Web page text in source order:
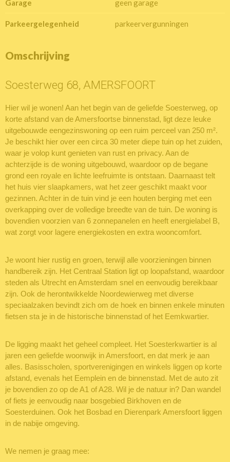
Garage geen garage
Parkeergelegenheid parkeervergunningen
Omschrijving
Soesterweg 68, AMERSFOORT
Hier wil je wonen! Aan het begin van de geliefde Soesterweg, op
korte afstand van de Amersfoortse binnenstad, ligt deze leuke
uitgebouwde eengezinswoning op een ruim perceel van 250 m².
Je beschikt hier over een circa 30 meter diepe tuin op het zuiden,
waar je volop kunt genieten van rust en privacy. Aan de
achterzijde is de woning uitgebouwd, waardoor op de begane
grond een royale en lichte leefruimte is ontstaan. Daarnaast telt
het huis vier slaapkamers, wat het zeer geschikt maakt voor
gezinnen. Achter in de tuin vind je een houten berging met een
overkapping over de volledige breedte van de tuin. De woning is
bovendien voorzien van 6 zonnepanelen en heeft energielabel B,
wat zorgt voor lagere energiekosten en extra wooncomfort.
Je woont hier rustig en groen, terwijl alle voorzieningen binnen
handbereik zijn. Het Centraal Station ligt op loopafstand, waardoor
steden als Utrecht en Amsterdam snel en eenvoudig bereikbaar
zijn. Ook de herontwikkelde Noordewierweg met diverse
speciaalzaken bevindt zich om de hoek en binnen enkele minuten
fietsen sta je in de historische binnenstad of het Eemkwartier.
De ligging maakt het geheel compleet. Het Soesterkwartier is al
jaren een geliefde woonwijk in Amersfoort, en dat merk je aan
alles. Basisscholen, sportverenigingen en winkels liggen op korte
afstand, evenals het Eemplein en de binnenstad. Met de auto zit
je bovendien zo op de A1 of A28. Wil je de natuur in? Dan wandel
of fiets je eenvoudig naar bosgebied Birkhoven en de
Soesterduinen. Ook het Bosbad en Dierenpark Amersfoort liggen
in de nabije omgeving.
We nemen je graag mee: